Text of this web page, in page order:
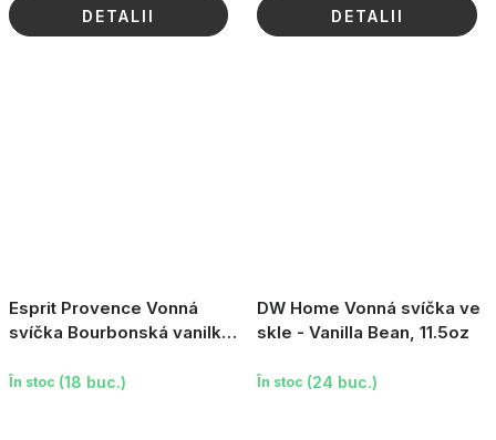
DETALII DETALII
Esprit Provence Vonná
svíčka Bourbonská vanilka,
În stoc (18 buc.)
DW Home Vonná svíčka ve
skle - Vanilla Bean, 11.5oz
În stoc (24 buc.)